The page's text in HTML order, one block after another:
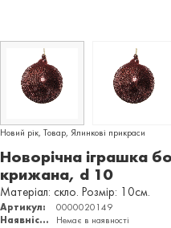
Новий рік, Товар, Ялинкові прикраси
Новорічна іграшка
крижана, d 10
Матеріал: скло. Розмір: 10см.
Артикул:
0000020149
Наявність:
Немає в наявності